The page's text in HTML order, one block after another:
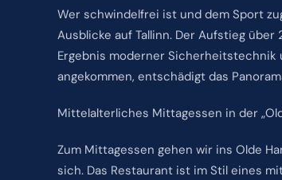
Wer schwindelfrei ist und dem Sport
Ausblicke auf Tallinn. Der Aufstieg
Ergebnis moderner
angekommen, entschädigt das
Mittelalterliches Mittagessen in der
Zum Mittagessen gehen wir ins Olde
sich. Das Restaurant ist im Stil eines